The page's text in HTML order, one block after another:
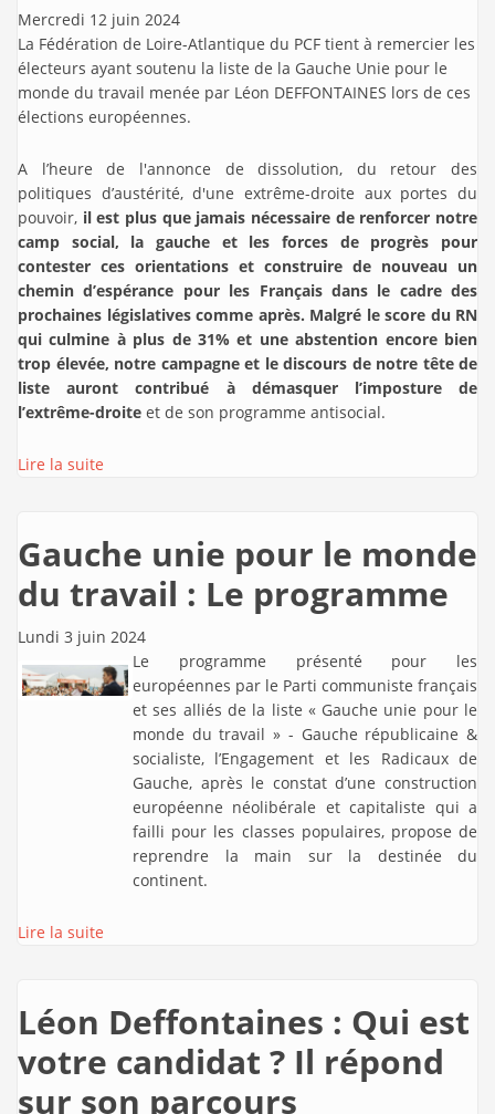
Mercredi 12 juin 2024
La Fédération de Loire-Atlantique du PCF tient à remercier les
électeurs ayant soutenu la liste de la Gauche Unie pour le
monde du travail menée par Léon DEFFONTAINES lors de ces
élections européennes.
A l’heure de l'annonce de dissolution, du retour des
politiques d’austérité, d'une extrême-droite aux portes du
pouvoir, il est plus que jamais nécessaire de renforcer notre
camp social, la gauche et les forces de progrès pour
contester ces orientations et construire de nouveau un
chemin d’espérance pour les Français dans le cadre des
prochaines législatives comme après. Malgré le score du RN
qui culmine à plus de 31% et une abstention encore bien
trop élevée, notre campagne et le discours de notre tête de
liste auront contribué à démasquer l’imposture de
l’extrême-droite et de son programme antisocial.
Lire la suite
Gauche unie pour le monde
du travail : Le programme
Lundi 3 juin 2024
Le programme présenté pour les
européennes par le Parti communiste français
et ses alliés de la liste « Gauche unie pour le
monde du travail » - Gauche républicaine &
socialiste, l’Engagement et les Radicaux de
Gauche, après le constat d’une construction
européenne néolibérale et capitaliste qui a
failli pour les classes populaires, propose de
reprendre la main sur la destinée du
continent.
Lire la suite
Léon Deffontaines : Qui est
votre candidat ? Il répond
sur son parcours